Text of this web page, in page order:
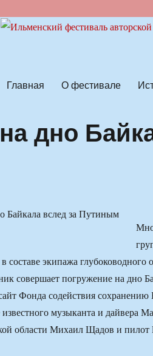
Главная О фестивале
дно
экипажа глубоководного
совершает погружение на дно
Фонда содействия сохранению
музыканта и дайвера
области Михаил Щадов и пилот